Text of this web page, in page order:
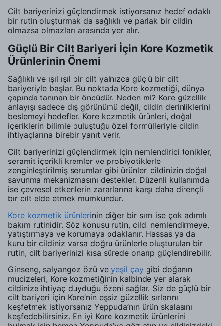
Cilt bariyerinizi güçlendirmek istiyorsanız hedef odaklı
bir rutin oluşturmak da sağlıklı ve parlak bir cildin
olmazsa olmazları arasında yer alır.
Güçlü Bir Cilt Bariyeri İçin Kore Kozmetik
Ürünlerinin Önemi
Sağlıklı ve ışıl ışıl bir cilt yalnızca güçlü bir cilt
bariyeriyle başlar. Bu noktada Kore kozmetiği, dünya
çapında tanınan bir öncüdür. Neden mi? Kore güzellik
anlayışı sadece dış görünümü değil, cildin derinliklerini
beslemeyi hedefler. Kore kozmetik ürünleri, doğal
içeriklerin bilimle buluştuğu özel formülleriyle cildin
ihtiyaçlarına birebir yanıt verir.
Cilt bariyerinizi güçlendirmek için nemlendirici tonikler,
seramit içerikli kremler ve probiyotiklerle
zenginleştirilmiş serumlar gibi ürünler, cildinizin doğal
savunma mekanizmasını destekler. Düzenli kullanımda
ise çevresel etkenlerin zararlarına karşı daha dirençli
bir cilt elde etmek mümkündür.
Kore kozmetik ürünlerinin diğer bir sırrı ise çok adımlı
bakım rutinidir. Söz konusu rutin, cildi nemlendirmeye,
yatıştırmaya ve korumaya odaklanır. Hassas ya da
kuru bir cildiniz varsa doğru ürünlerle oluşturulan bir
rutin, cilt bariyerinizi kısa sürede onarıp güçlendirebilir.
Ginseng, salyangoz özü ve yeşil çay gibi doğanın
mucizeleri, Kore kozmetiğinin kalbinde yer alarak
cildinize ihtiyaç duyduğu özeni sağlar. Siz de güçlü bir
cilt bariyeri için Kore’nin eşsiz güzellik sırlarını
keşfetmek istiyorsanız Yeppuda’nın ürün skalasını
keşfedebilirsiniz. En iyi Kore kozmetik ürünlerini